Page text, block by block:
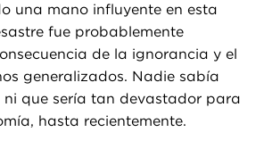
una mano influyente en esta
fue probablemente
de la ignorancia y el
generalizados. Nadie sabía
que sería tan devastador para
hasta recientemente.